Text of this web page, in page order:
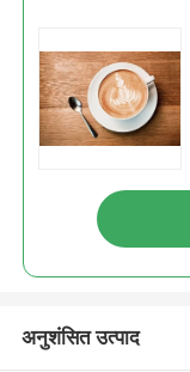
अनुशंसित उत्पाद